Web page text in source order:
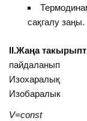
сақгалу заңы.
II.Жаңа такы
пайдаланып
Изобаралык
V=const